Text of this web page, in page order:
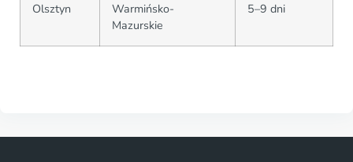
Olsztyn
Warmińsko-
Mazurskie
5–9 dni